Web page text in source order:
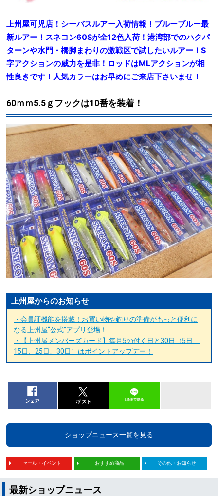
上州屋可児店！シーバスルアー入荷情報！ブルーブルー最
新ルアー！スネコン60Sが全12色入荷！港湾部でのハクパ
ターンや水門・橋脚まわりの激戦区で試したいルアー！S
字アクションの威力を是非！ロッドはMLアクションが相
性良きです！人気カラーはお早めにご来店下さいませ！
60ｍｍ5.5ｇフックは10番を装着！
上州屋からのお知らせ
・会員証機能を搭載！お買い物や釣りの準備がもっと便利に
なる上州屋“公式”アプリ登場！
・【上州屋メンバーズカード】毎月5の付く日と30日（5日、
15日、25日、30日）はポイントアップデー！
ショップニュース一覧を見る
セール・イベント おすすめ商品 その他・お知らせ
最新ショップニュース